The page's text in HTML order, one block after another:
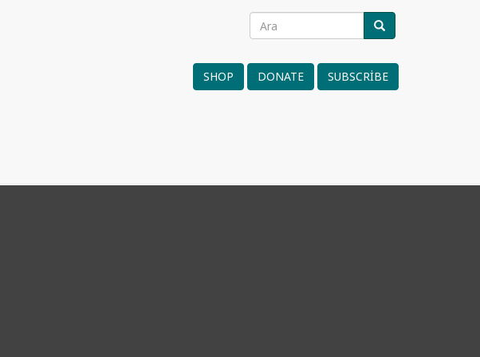
Search
form
Ara ARA
SHOP DONATE SUBSCRIBE